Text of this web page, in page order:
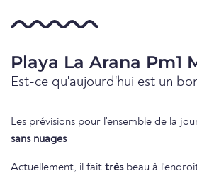
Playa La Arana Pm1
Est-ce qu'aujourd'hui est un
Les prévisions pour l'ensemble de la
sans nuages
Actuellement, il fait trèsbeau à